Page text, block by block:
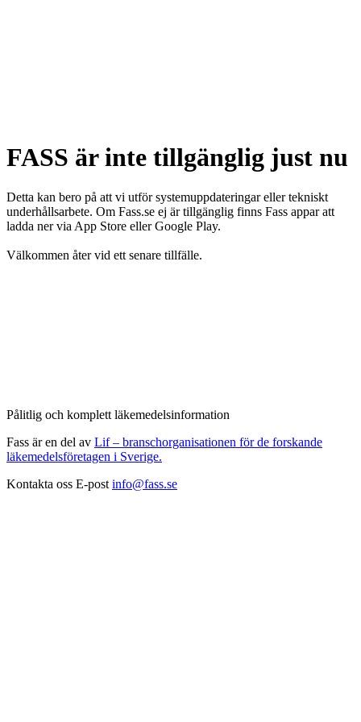
FASS är inte tillgänglig just nu
Detta kan bero på att vi utför systemuppdateringar eller tekniskt
underhållsarbete. Om Fass.se ej är tillgänglig finns Fass appar att
ladda ner via App Store eller Google Play.
Välkommen åter vid ett senare tillfälle.
Pålitlig och komplett läkemedelsinformation
Fass är en del av Lif – branschorganisationen för de forskande
läkemedelsföretagen i Sverige.
Kontakta oss E-post info@fass.se